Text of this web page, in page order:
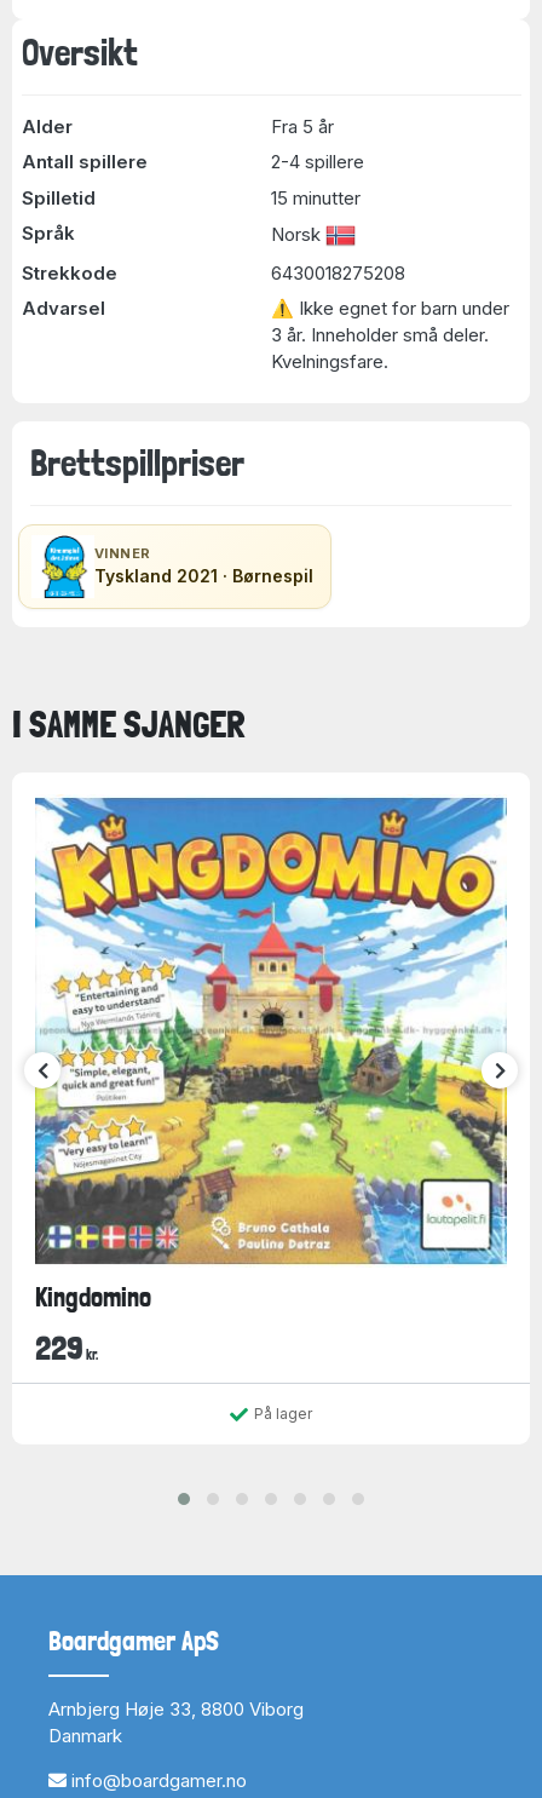
Oversikt
Alder
Fra 5 år
Antall spillere
2-4 spillere
Spilletid
15 minutter
Språk
Norsk
Strekkode
6430018275208
Advarsel
⚠ Ikke egnet for barn under
3 år. Inneholder små deler.
Kvelningsfare.
Brettspillpriser
VINNER
Tyskland 2021 · Børnespil
I SAMME SJANGER
Kingdomino
229 kr.
På lager
Boardgamer ApS
Arnbjerg Høje 33, 8800 Viborg
Danmark
info@boardgamer.no